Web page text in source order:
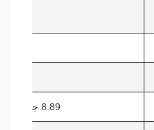
8.89 جم/سم3